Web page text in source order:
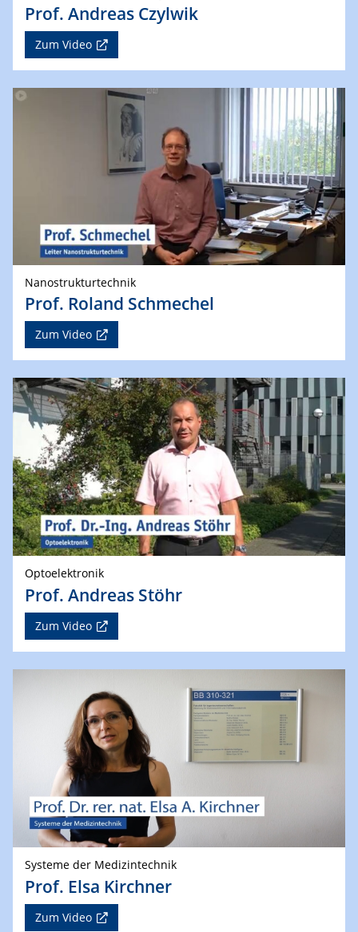
Prof. Andreas Czylwik
Zum Video
Nanostrukturtechnik
Prof. Roland Schmechel
Zum Video
Optoelektronik
Prof. Andreas Stöhr
Zum Video
Systeme der Medizintechnik
Prof. Elsa Kirchner
Zum Video